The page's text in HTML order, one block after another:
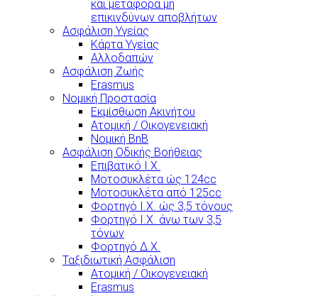
και μεταφορά μη
επικινδύνων αποβλήτων
Ασφάλιση Υγείας
Κάρτα Υγείας
Αλλοδαπών
Ασφάλιση Ζωής
Erasmus
Νομική Προστασία
Εκμίσθωση Ακινήτου
Ατομική / Οικογενειακή
Νομική BnB
Ασφάλιση Οδικής Βοήθειας
Επιβατικό Ι.Χ.
Μοτοσυκλέτα ώς 124cc
Μοτοσυκλέτα από 125cc
Φορτηγό Ι.Χ. ώς 3,5 τόνους
Φορτηγό Ι.Χ. άνω των 3,5
τόνων
Φορτηγό Δ.Χ.
Ταξιδιωτική Ασφάλιση
Ατομική / Οικογενειακή
Erasmus